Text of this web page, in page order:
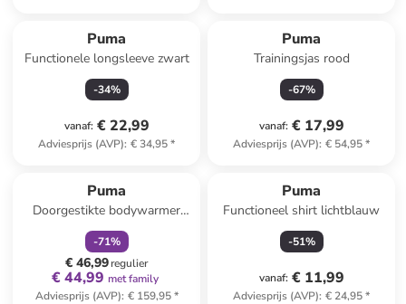
Puma
Functionele longsleeve zwart
-34%
vanaf: € 22,99
Adviesprijs (AVP): € 34,95*
Puma
Trainingsjas rood
-67%
vanaf: € 17,99
Adviesprijs (AVP): € 54,95*
Puma
Doorgestikte bodywarmer
"Frost" wit
-71%
€ 46,99regulier
€ 44,99 met family
Adviesprijs (AVP): € 159,95*
Puma
Functioneel shirt lichtblauw
-51%
vanaf: € 11,99
Adviesprijs (AVP): € 24,95*